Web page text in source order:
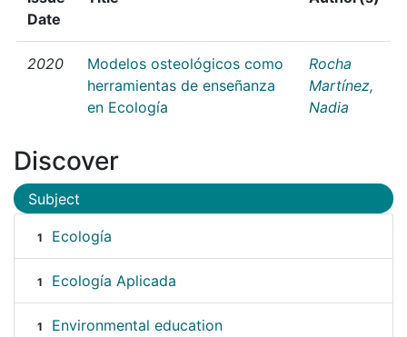
Date
2020
Modelos osteológicos como
herramientas de enseñanza
en Ecología
Rocha
Martínez,
Nadia
Discover
Subject
1 Ecología
1 Ecología Aplicada
1 Environmental education